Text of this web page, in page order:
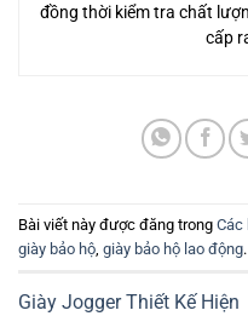
đồng thời kiểm tra chất
cấp
Bài viết này được đăng trong Các
giày bảo hộ giày bảo hộ lao động.
Giày Jogger Thiết Kế Hiện